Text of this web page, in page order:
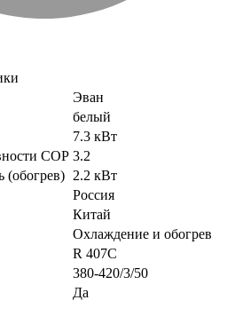
Эван
белый
7.3 кВт
COP 3.2
(обогрев) 2.2 кВт
Россия
Китай
Охлаждение и обогрев
R 407C
380-420/3/50
Да